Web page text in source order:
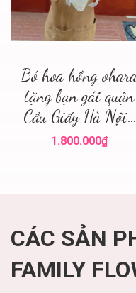
Bó hoa hồng
tặng bạn gái quận
Cầu Giấy Hà Nội ,
điện hoa hà nội
1.800.000₫
CÁC SẢN
FAMILY